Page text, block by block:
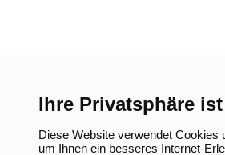
Ihre Privatsphäre
Diese Website verwendet Cookies
um Ihnen ein besseres Internet-